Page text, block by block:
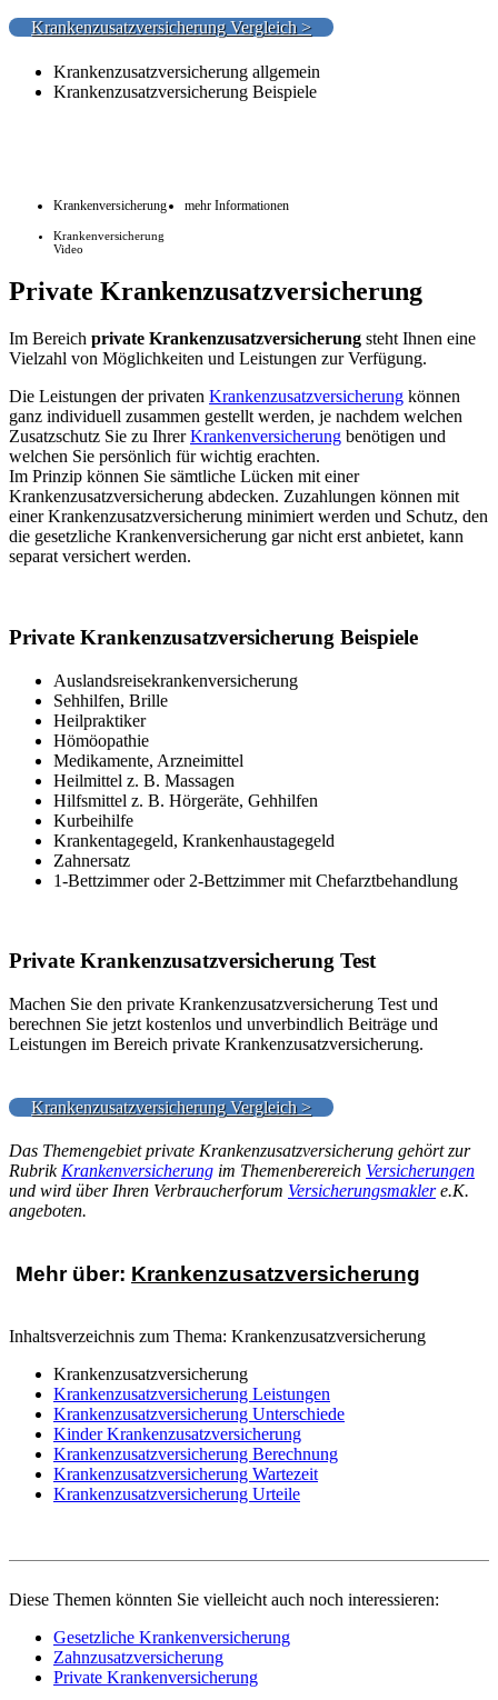
Krankenzusatzversicherung Vergleich >
Krankenzusatzversicherung allgemein
Krankenzusatzversicherung Beispiele
Krankenversicherung mehr Informationen
Krankenversicherung
Video
Private Krankenzusatzversicherung
Im Bereich private Krankenzusatzversicherung steht Ihnen eine
Vielzahl von Möglichkeiten und Leistungen zur Verfügung.
Die Leistungen der privaten Krankenzusatzversicherung können
ganz individuell zusammen gestellt werden, je nachdem welchen
Zusatzschutz Sie zu IhrerKrankenversicherung benötigen und
welchen Sie persönlich für wichtig erachten.
Im Prinzip können Sie sämtliche Lücken mit einer
Krankenzusatzversicherung abdecken. Zuzahlungen können mit
einer Krankenzusatzversicherung minimiert werden und Schutz, den
die gesetzliche Krankenversicherung gar nicht erst anbietet, kann
separat versichert werden.
Private Krankenzusatzversicherung Beispiele
Auslandsreisekrankenversicherung
Sehhilfen, Brille
Heilpraktiker
Hömöopathie
Medikamente, Arzneimittel
Heilmittel z. B. Massagen
Hilfsmittel z. B. Hörgeräte, Gehhilfen
Kurbeihilfe
Krankentagegeld, Krankenhaustagegeld
Zahnersatz
1-Bettzimmer oder 2-Bettzimmer mit Chefarztbehandlung
Private Krankenzusatzversicherung Test
Machen Sie den private Krankenzusatzversicherung Test und
berechnen Sie jetzt kostenlos und unverbindlich Beiträge und
Leistungen im Bereich private Krankenzusatzversicherung.
Krankenzusatzversicherung Vergleich >
Das Themengebiet private Krankenzusatzversicherung gehört zur
Rubrik Krankenversicherung im Themenberereich Versicherungen
und wird über Ihren Verbraucherforum Versicherungsmaklere.K.
angeboten.
Mehr über: Krankenzusatzversicherung
Inhaltsverzeichnis zum Thema: Krankenzusatzversicherung
Krankenzusatzversicherung
Krankenzusatzversicherung Leistungen
Krankenzusatzversicherung Unterschiede
Kinder Krankenzusatzversicherung
Krankenzusatzversicherung Berechnung
Krankenzusatzversicherung Wartezeit
Krankenzusatzversicherung Urteile
Diese Themen könnten Sie vielleicht auch noch interessieren:
Gesetzliche Krankenversicherung
Zahnzusatzversicherung
Private Krankenversicherung